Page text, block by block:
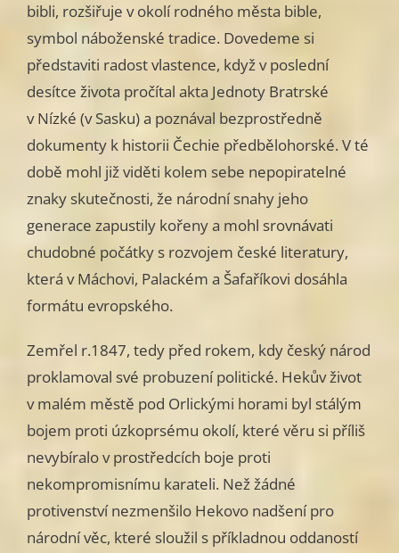
bibli, rozšiřuje v okolí rodného města bible,
symbol náboženské tradice. Dovedeme si
představiti radost vlastence, když v poslední
desítce života pročítal akta Jednoty Bratrské
v Nízké (v Sasku) a poznával bezprostředně
dokumenty k historii Čechie předbělohorské. V té
době mohl již viděti kolem sebe nepopiratelné
znaky skutečnosti, že národní snahy jeho
generace zapustily kořeny a mohl srovnávati
chudobné počátky s rozvojem české literatury,
která v Máchovi, Palackém a Šafaříkovi dosáhla
formátu evropského.
Zemřel r.1847, tedy před rokem, kdy český národ
proklamoval své probuzení politické. Hekův život
v malém městě pod Orlickými horami byl stálým
bojem proti úzkoprsému okolí, které věru si příliš
nevybíralo v prostředcích boje proti
nekompromisnímu karateli. Než žádné
protivenství nezmenšilo Hekovo nadšení pro
národní věc, které sloužil s příkladnou oddaností